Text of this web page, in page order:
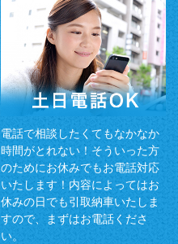
電話で相談したくてもなかなか
時間がとれない！そういった方
のためにお休みでもお電話対応
いたします！内容によってはお
休みの日でも引取納車いたしま
すので、まずはお電話くださ
い。